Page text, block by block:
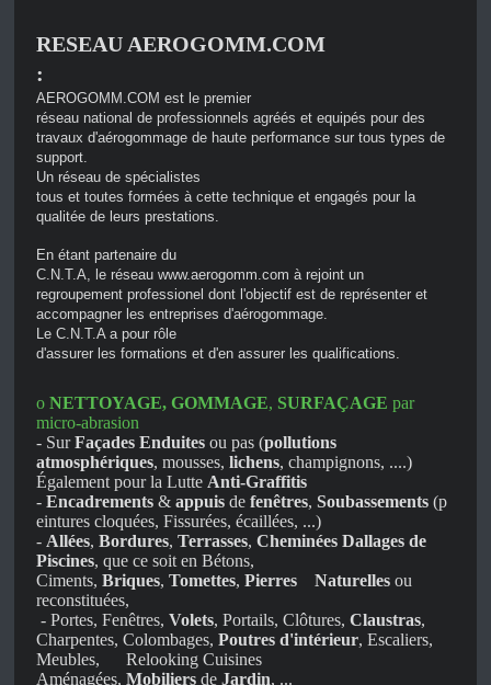
RESEAU AEROGOMM.COM
:
AEROGOMM.COM est le premier
réseau national de professionnels agréés et equipés pour des
travaux d'aérogommage de haute performance sur tous types de
support.
Un réseau de spécialistes
tous et toutes formées à cette technique et engagés pour la
qualitée de leurs prestations.
En étant partenaire du
C.N.T.A, le réseau www.aerogomm.com à rejoint un
regroupement professionel dont l'objectif est de représenter et
accompagner les entreprises d'aérogommage.
Le C.N.T.A a pour rôle
d'assurer les formations et d'en assurer les qualifications.
oNETTOYAGE, GOMMAGE, SURFAÇAGE par
micro-abrasion
- SurFaçades Enduites ou pas (pollutions
atmosphériques, mousses,lichens, champignons, ....)
Également pour la Lutte Anti-Graffitis
-Encadrements &appuis defenêtres,Soubassements (p
eintures cloquées, Fissurées, écaillées, ...)
- Allées, Bordures, Terrasses, Cheminées Dallages de
Piscines, que ce soit en Bétons,
Ciments,Briques,Tomettes,Pierres Naturelles ou
reconstituées,
- Portes, Fenêtres,Volets, Portails, Clôtures, Claustras,
Charpentes, Colombages,Poutres d'intérieur, Escaliers,
Meubles, Relooking Cuisines
Aménagées,Mobiliers deJardin, ...